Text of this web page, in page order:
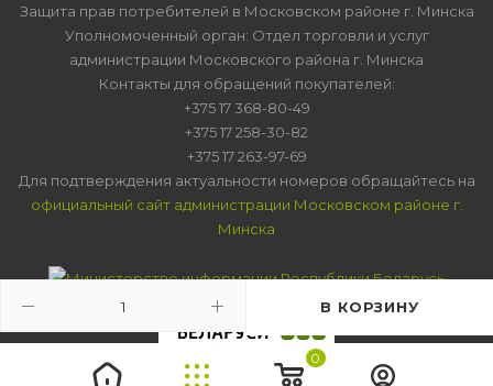
В КОРЗИНУ
0
Защита прав потребителей в Московском районе г. Минска
Уполномоченный орган: Отдел торговли и услуг
администрации Московского района г. Минска
Контакты для обращений покупателей:
+375 17 368-80-49
+375 17 258-30-82
+375 17 263-97-69
Для подтверждения актуальности номеров обращайтесь на
официальный сайт администрации Московском районе г.
Минска